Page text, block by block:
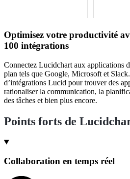
Optimisez votre productivité
100 intégrations
Connectez Lucidchart aux applications
plan tels que Google, Microsoft et
d’intégrations Lucid pour trouver des
rationaliser la communication, la
des tâches et bien plus encore.
Points forts de
Collaboration en temps réel